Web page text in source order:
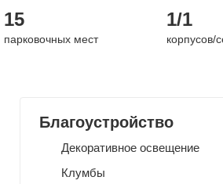
15
парковочных мест
1/1
корпусов/
Благоустройство
Декоративное освещение
Клумбы